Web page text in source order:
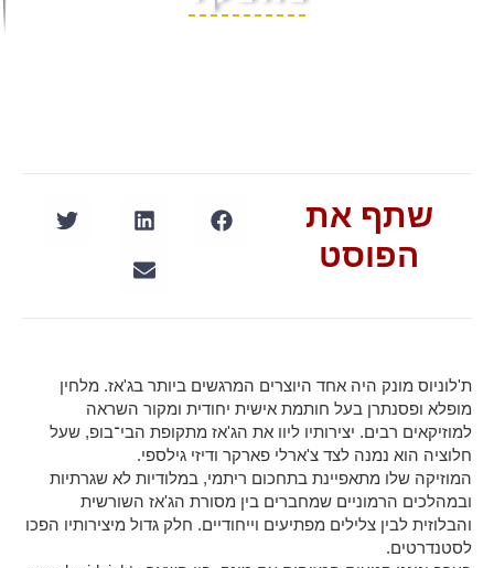
שתף את
הפוסט
ת'לוניוס מונק היה אחד היוצרים המרגשים ביותר בג'אז. מלחין
מופלא ופסנתרן בעל חותמת אישית יחודית ומקור השראה
למוזיקאים רבים. יצירותיו ליוו את הג'אז מתקופת הבי־בופ, שעל
חלוציה הוא נמנה לצד צ'ארלי פארקר ודיזי גילספי.
המוזיקה שלו מתאפיינת בתחכום ריתמי, במלודיות לא שגרתיות
ובמהלכים הרמוניים שמחברים בין מסורת הג'אז השורשית
והבלוזית לבין צלילים מפתיעים וייחודיים. חלק גדול מיצירותיו הפכו
לסטנדרטים.